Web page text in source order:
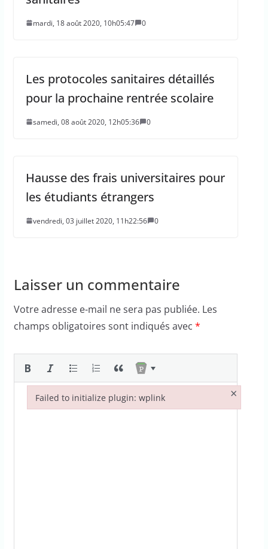
mardi, 18 août 2020, 10h05:47 0
Les protocoles sanitaires détaillés
pour la prochaine rentrée scolaire
samedi, 08 août 2020, 12h05:36 0
Hausse des frais universitaires pour
les étudiants étrangers
vendredi, 03 juillet 2020, 11h22:56 0
Laisser un commentaire
Votre adresse e-mail ne sera pas publiée. Les
champs obligatoires sont indiqués avec *
Failed to initialize plugin: wplink ×
Failed to initialize plugin: wplink